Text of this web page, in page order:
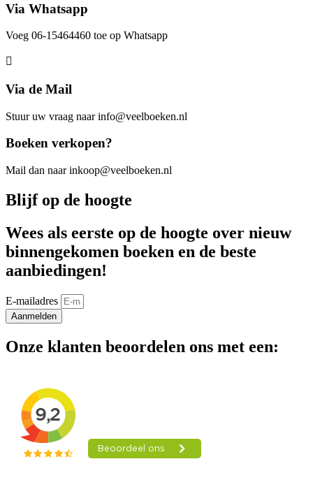
Via Whatsapp
Voeg 06-15464460 toe op Whatsapp
Via de Mail
Stuur uw vraag naar info@veelboeken.nl
Boeken verkopen?
Mail dan naar inkoop@veelboeken.nl
Blijf op de hoogte
Wees als eerste op de hoogte over nieuw
binnengekomen boeken en de beste
aanbiedingen!
E-mailadres
Aanmelden
Onze klanten beoordelen ons met een: